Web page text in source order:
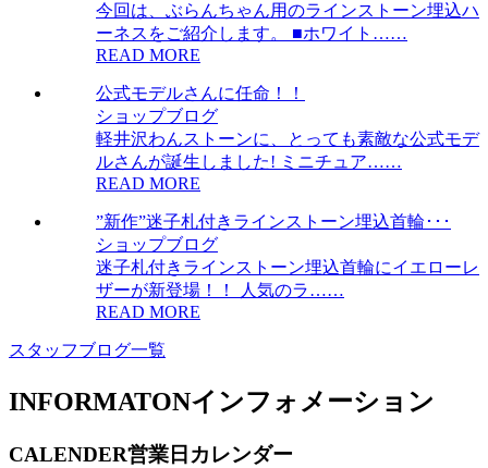
今回は、ぶらんちゃん用のラインストーン埋込ハ
ーネスをご紹介します。 ■ホワイト……
READ MORE
公式モデルさんに任命！！
ショップブログ
軽井沢わんストーンに、とっても素敵な公式モデ
ルさんが誕生しました! ミニチュア……
READ MORE
”新作”迷子札付きラインストーン埋込首輪･･･
ショップブログ
迷子札付きラインストーン埋込首輪にイエローレ
ザーが新登場！！ 人気のラ……
READ MORE
スタッフブログ一覧
INFORMATONインフォメーション
CALENDER営業日カレンダー